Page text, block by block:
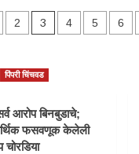
2 3 4 5 6
पिंपरी चिंचवड
आरोप बिनबुडाचे;
फसवणूक केलेली
चोरडिया